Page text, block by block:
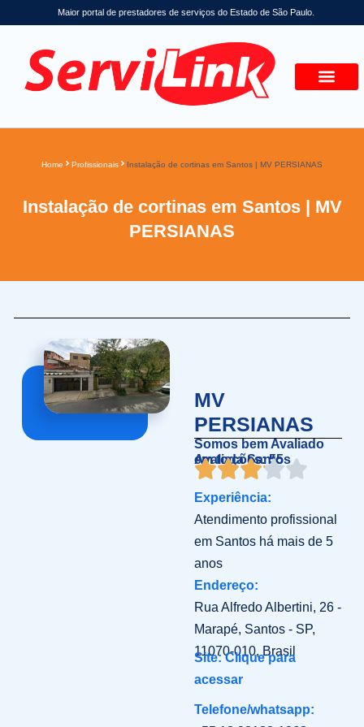
Maior portal de prestadores de serviços do Estado de São Paulo.
Home Profissionais Instalação de cortinas em Santos | MV PERSIANAS
Instalação de cortinas em Santos | MV
PERSIANAS
MV
PERSIANAS
Somos bem Avaliado
em toda Santos
Avaliações: 55
Experiência:
Atendimento profissional
em Santos há mais de 5
anos
Endereço:
Rua Alfredo Albertini, 26 -
Marapé, Santos - SP,
11070-010, Brasil
Site: Clique para
acessar
Telefone/whatsapp: